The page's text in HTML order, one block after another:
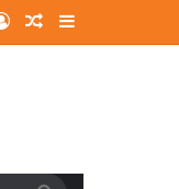
Log InRandom Article
Sidebar